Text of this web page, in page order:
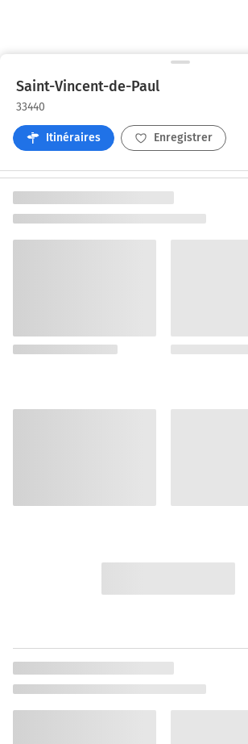
Saint-Vincent-de-Paul
33440
Itinéraires Enregistrer